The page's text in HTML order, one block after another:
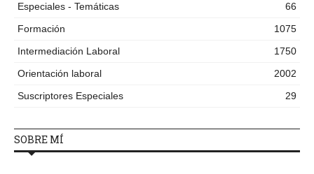
Especiales - Temáticas
66
Formación
1075
Intermediación Laboral
1750
Orientación laboral
2002
Suscriptores Especiales
29
SOBRE MÍ